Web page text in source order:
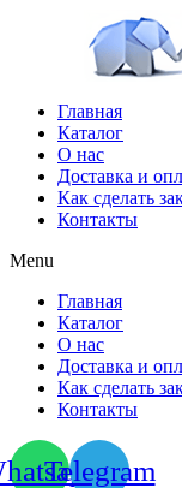
содержимому
Главная
Каталог
О нас
Доставка и
Как сделать
Контакты
Menu
Главная
Каталог
О нас
Доставка и
Как сделать
Контакты
Telegram